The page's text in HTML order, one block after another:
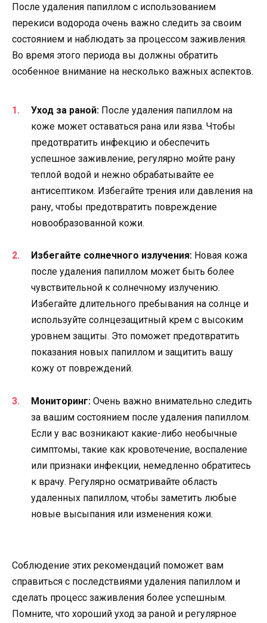
После удаления папиллом с использованием
перекиси водорода очень важно следить за своим
состоянием и наблюдать за процессом заживления.
Во время этого периода вы должны обратить
особенное внимание на несколько важных аспектов.
Уход за раной: После удаления папиллом на
коже может оставаться рана или язва. Чтобы
предотвратить инфекцию и обеспечить
успешное заживление, регулярно мойте рану
теплой водой и нежно обрабатывайте ее
антисептиком. Избегайте трения или давления на
рану, чтобы предотвратить повреждение
новообразованной кожи.
Избегайте солнечного излучения: Новая кожа
после удаления папиллом может быть более
чувствительной к солнечному излучению.
Избегайте длительного пребывания на солнце и
используйте солнцезащитный крем с высоким
уровнем защиты. Это поможет предотвратить
показания новых папиллом и защитить вашу
кожу от повреждений.
Мониторинг: Очень важно внимательно следить
за вашим состоянием после удаления папиллом.
Если у вас возникают какие-либо необычные
симптомы, такие как кровотечение, воспаление
или признаки инфекции, немедленно обратитесь
к врачу. Регулярно осматривайте область
удаленных папиллом, чтобы заметить любые
новые высыпания или изменения кожи.
Соблюдение этих рекомендаций поможет вам
справиться с последствиями удаления папиллом и
сделать процесс заживления более успешным.
Помните, что хороший уход за раной и регулярное